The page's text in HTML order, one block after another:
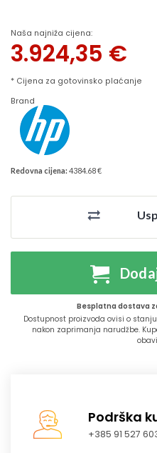
Naša najniža cijena:
3.924,35 €
* Cijena za gotovinsko plaćanje
Brand
Redovna cijena: 4384.68 €
Besplatna dostava
Dostupnost proizvoda ovisi o
nakon zaprimanja narudžbe.
Podrška
+385 91 527